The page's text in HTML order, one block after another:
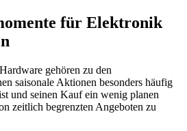
für Elektronik
gehören zu den
saisonale Aktionen besonders häufig
und seinen Kauf ein wenig planen
zeitlich begrenzten Angeboten zu